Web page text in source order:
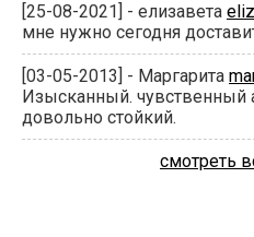
[25-08-2021] - елизавета
мне нужно сегодня
[03-05-2013] - Маргарита
Изысканный. чувственный
довольно стойкий.
смотреть